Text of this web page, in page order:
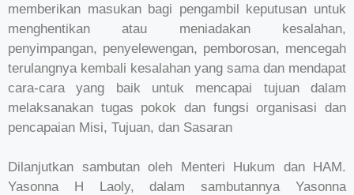
memberikan masukan bagi pengambil keputusan untuk
menghentikan atau meniadakan kesalahan,
penyimpangan, penyelewengan, pemborosan, mencegah
terulangnya kembali kesalahan yang sama dan mendapat
cara-cara yang baik untuk mencapai tujuan dalam
melaksanakan tugas pokok dan fungsi organisasi dan
pencapaian Misi, Tujuan, dan Sasaran
Dilanjutkan sambutan oleh Menteri Hukum dan HAM.
Yasonna H Laoly, dalam sambutannya Yasonna